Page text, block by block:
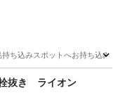
込みスポットへお持ち込みし
抜き ライオン